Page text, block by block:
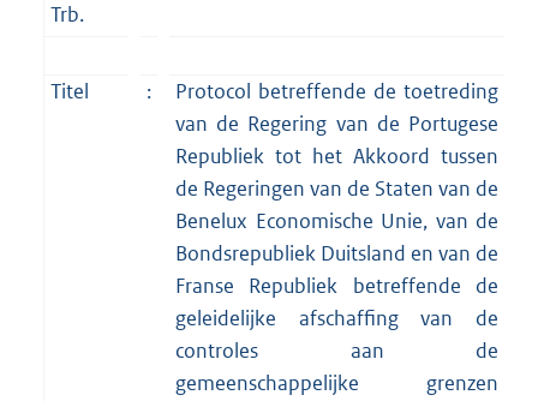
Trb.
Titel :
Protocol betreffende de toetreding
van de Regering van de Portugese
Republiek tot het Akkoord tussen
de Regeringen van de Staten van de
Benelux Economische Unie, van de
Bondsrepubliek Duitsland en van de
Franse Republiek betreffende de
geleidelijke afschaffing van de
controles aan de
gemeenschappelijke grenzen